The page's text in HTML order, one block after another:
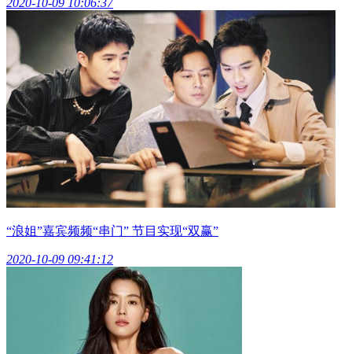
2020-10-09 10:06:37
“浪姐”嘉宾频频“串门” 节目实现“双赢”
2020-10-09 09:41:12